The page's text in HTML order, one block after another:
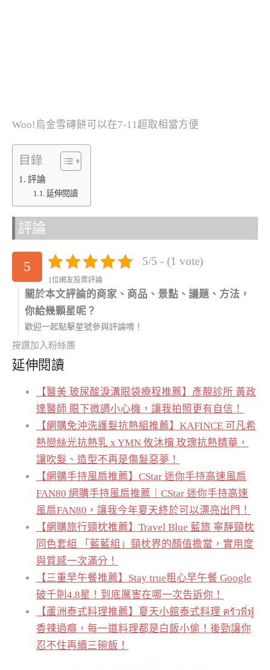
Woo!烏金雪磚餅可以在7-11超取相當方便
目錄
評論
延伸閱讀
評論
5 5/5 - (1 vote)
1位網友投票評論
關於本文評論的商家、商品、景點、議題、方法，
你給幾顆星呢？
歡迎一起點擊星號參與評論唷！
按讚加入粉絲團
延伸閱讀
【醫美 玻尿酸淚溝眼袋療程推薦】彥靚診所 黃政
達醫師 眼下微調小心機，讓我拍照更有自信！
【網購免沖洗護髮抗熱組推薦】KAFINCE 可凡希
熱戀絲光抗熱乳 x YMN 攸沐橣 玫瑰抗熱精華，
讓吹髮、造型不再是傷髮惡夢！
【網購手持風扇推薦】CStar 迷你手持高速風扇
FAN80 網購手持風扇推薦｜CStar 迷你手持高速
風扇FAN80，讓我今年夏天終於可以漂亮出門！
【網購旅行頸枕推薦】Travel Blue 藍旅 寧靜頸枕
同色套組 「藍藍組」頸枕界的顏值擔當，實用度
與質感一次滿分！
【三重早午餐推薦】Stay true粗心早午餐 Google
破千則4.8星！到底厲害在哪一次告訴你！
【蘆洲泰式料理推薦】夏天小館泰式料理 ครัวพี่ฟู่
香辣過癮，每一道料理都是白飯小偷！後勁讓你
忍不住再續三碗飯！